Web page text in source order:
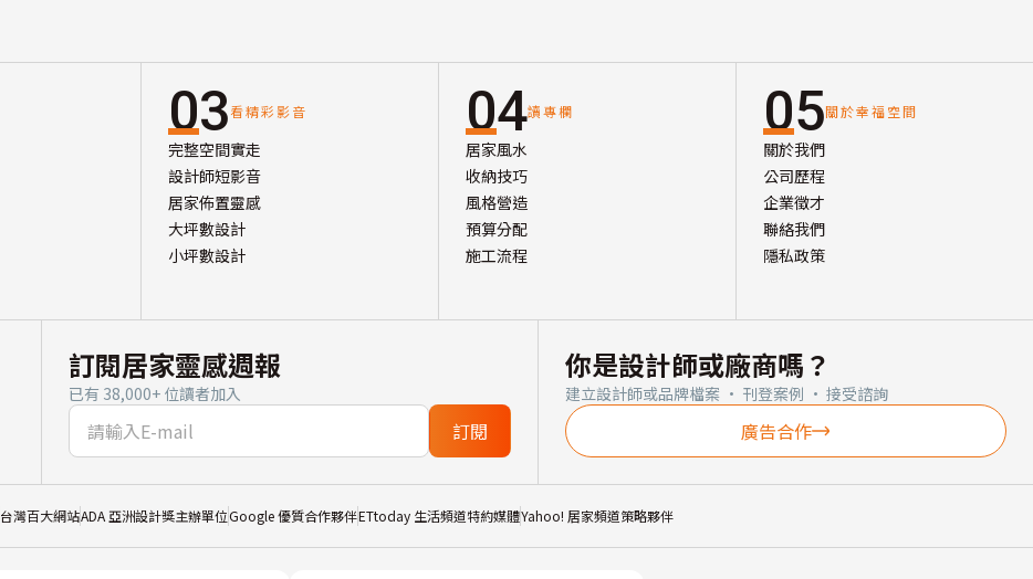
03看精彩影音
完整空間實走
設計師短影音
居家佈置靈感
大坪數設計
小坪數設計
04讀專欄
居家風水
收納技巧
風格營造
預算分配
施工流程
05關於幸福空間
關於我們
公司歷程
企業徵才
聯絡我們
隱私政策
訂閱居家靈感週報
已有 38,000+ 位讀者加入
訂閱
你是設計師或廠商嗎？
建立設計師或品牌檔案 · 刊登案例 · 接受諮詢
廣告合作
台灣百大網站ADA 亞洲設計獎主辦單位Google 優質合作夥伴ETtoday 生活頻道特約媒體Yahoo! 居家頻道策略夥伴